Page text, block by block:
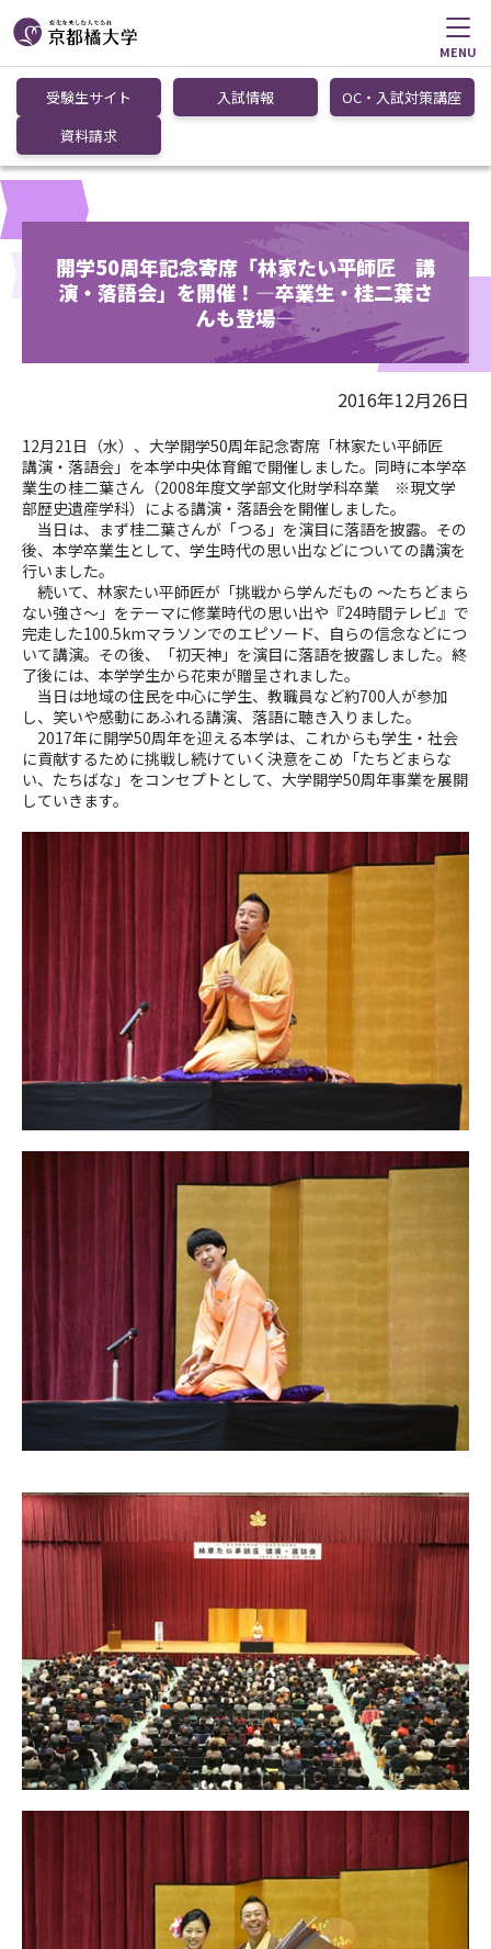
MENU
受験生サイト 入試情報
OC・入試対策講座
資料請求
開学50周年記念寄席「林家たい平師匠 講
演・落語会」を開催！―卒業生・桂二葉さ
んも登場―
2016年12月26日
12月21日（水）、大学開学50周年記念寄席「林家たい平師匠
講演・落語会」を本学中央体育館で開催しました。同時に本学卒
業生の桂二葉さん（2008年度文学部文化財学科卒業 ※現文学
部歴史遺産学科）による講演・落語会を開催しました。
当日は、まず桂二葉さんが「つる」を演目に落語を披露。その
後、本学卒業生として、学生時代の思い出などについての講演を
行いました。
続いて、林家たい平師匠が「挑戦から学んだもの ～たちどまら
ない強さ～」をテーマに修業時代の思い出や『24時間テレビ』で
完走した100.5kmマラソンでのエピソード、自らの信念などにつ
いて講演。その後、「初天神」を演目に落語を披露しました。終
了後には、本学学生から花束が贈呈されました。
当日は地域の住民を中心に学生、教職員など約700人が参加
し、笑いや感動にあふれる講演、落語に聴き入りました。
2017年に開学50周年を迎える本学は、これからも学生・社会
に貢献するために挑戦し続けていく決意をこめ「たちどまらな
い、たちばな」をコンセプトとして、大学開学50周年事業を展開
していきます。